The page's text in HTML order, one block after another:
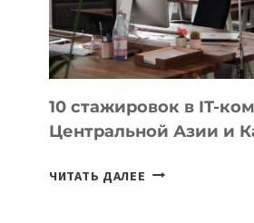
МЕЖДУНАРОДНОЙ
ОЛИМПИАДЕ
ПО
ИИ
10 стажировок в IT-
Центральной Азии и
ЧИТАТЬ ДАЛЕЕ 10